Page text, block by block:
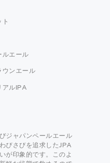
ルエール
ウンエール
ルIPA
ジャパンペールエール
びさびを追求したJPA
が印象的です。このよ